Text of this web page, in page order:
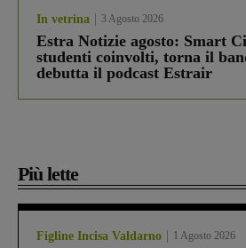
In vetrina 3 Agosto 2026
Estra Notizie agosto: Smart
studenti coinvolti, torna il
debutta il podcast Estrair
Più lette
Figline Incisa Valdarno 1 Agosto 2026